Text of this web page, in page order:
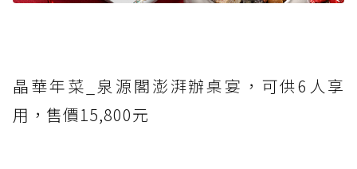
晶華年菜_泉源閣澎湃辦桌宴，可供6人享
用，售價15,800元